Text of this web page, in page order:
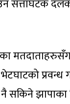
सत्ताघटक
झापाका